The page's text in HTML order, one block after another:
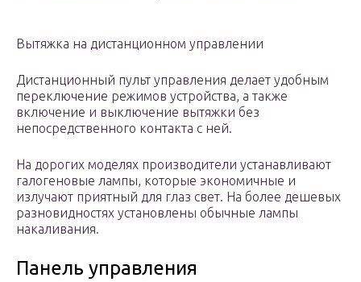
Вытяжка на дистанционном управлении
Дистанционный пульт управления делает удобным
переключение режимов устройства, а также
включение и выключение вытяжки без
непосредственного контакта с ней.
На дорогих моделях производители устанавливают
галогеновые лампы, которые экономичные и
излучают приятный для глаз свет. На более дешевых
разновидностях установлены обычные лампы
накаливания.
Панель управления